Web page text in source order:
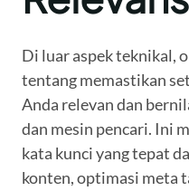
Di luar aspek teknikal,
tentang memastikan
Anda relevan dan
dan mesin pencari. Ini
kata kunci yang tepat
konten, optimasi meta